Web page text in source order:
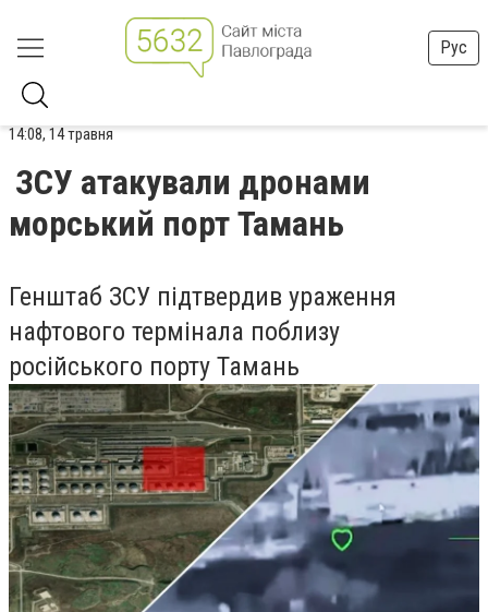
Рус
14:08, 14 травня
ЗСУ атакували дронами
морський порт Тамань
Генштаб ЗСУ підтвердив ураження
нафтового термінала поблизу
російського порту Тамань